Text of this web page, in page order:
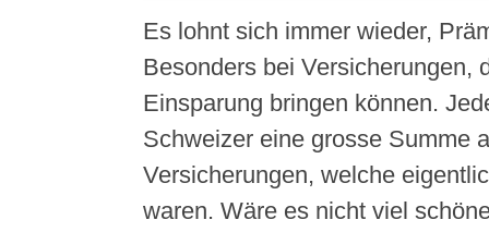
Es lohnt sich immer wieder,
Besonders bei Versicherungen,
Einsparung bringen können.
Schweizer eine grosse Summe
Versicherungen, welche
waren. Wäre es nicht viel